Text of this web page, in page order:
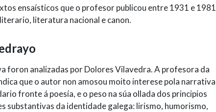
ensaísticos que o profesor publicou entre 1931 e 1981
literatura nacional e canon.
foron analizadas por Dolores Vilavedra. A profesora da
que o autor non amosou moito interese pola narrativa
fronte á poesía, e o peso na súa ollada dos principios
substantivas da identidade galega: lirismo, humorismo,